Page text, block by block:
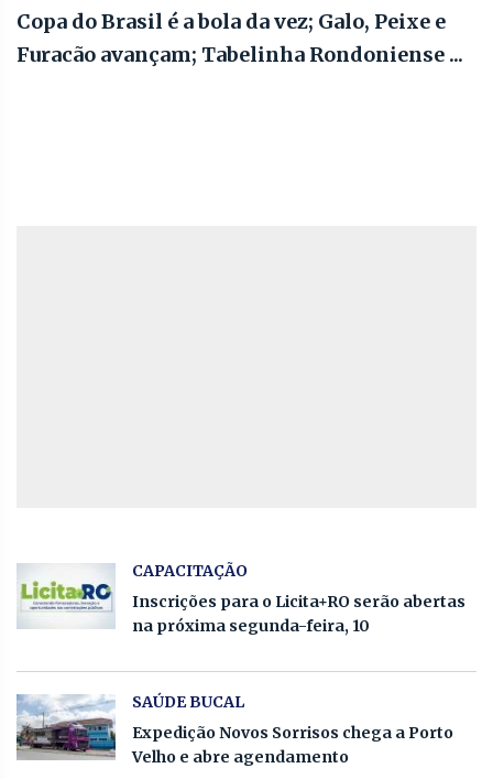
Copa do Brasil é a bola da vez; Galo, Peixe e
Furacão avançam; Tabelinha Rondoniense ...
CAPACITAÇÃO
Inscrições para o Licita+RO serão abertas
na próxima segunda-feira, 10
SAÚDE BUCAL
Expedição Novos Sorrisos chega a Porto
Velho e abre agendamento